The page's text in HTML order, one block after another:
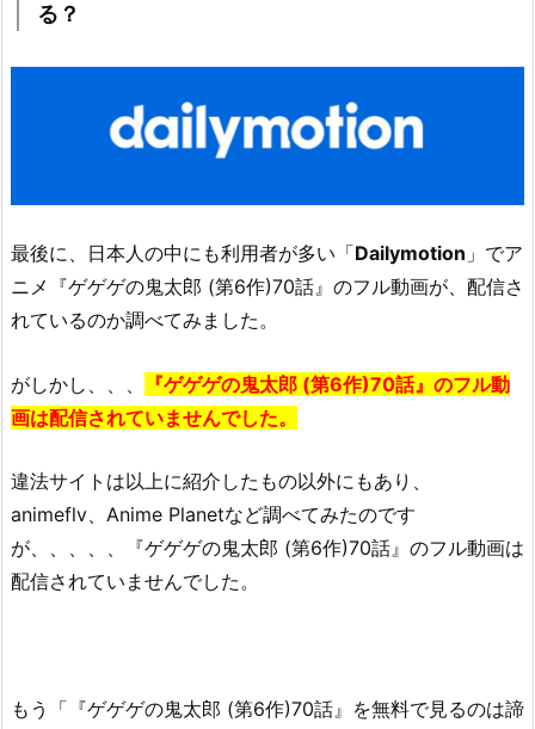
る？
最後に、日本人の中にも利用者が多い「Dailymotion 」でア
ニメ『ゲゲゲの鬼太郎 (第6作)70話』のフル動画が、配信さ
れているのか調べてみました。
がしかし、、、 『ゲゲゲの鬼太郎 (第6作)70話』のフル動
画は配信されていませんでした。
違法サイトは以上に紹介したもの以外にもあり、
animeflv、 Anime Planetなど調べてみたのです
が、、、、、
『ゲゲゲの鬼太郎 (第6作)70話』のフル動画は
配信されていませんでした。
もう「 『ゲゲゲの鬼太郎 (第6作)70話』を無料で見るのは諦